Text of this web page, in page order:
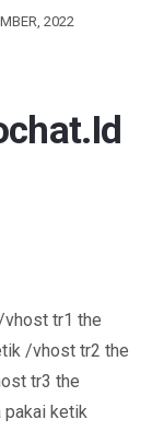
2022
vhost tr1 the
/vhost tr2 the
tr3 the
pakai ketik